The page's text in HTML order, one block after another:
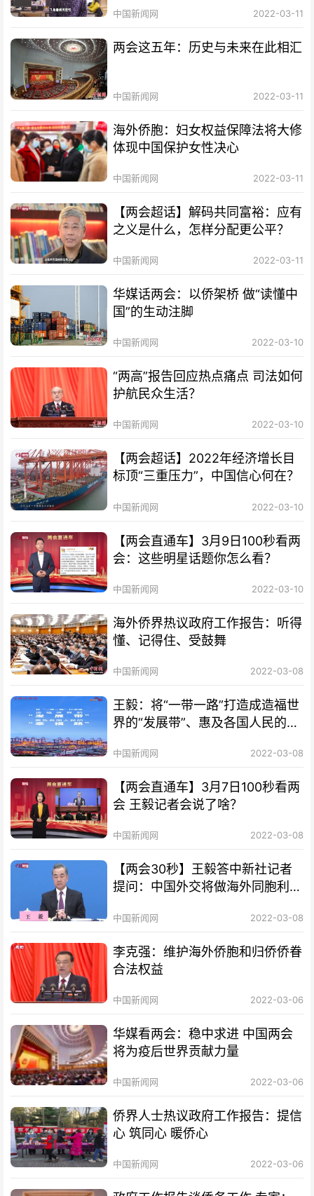
中国新闻网 2022-03-11
两会这五年：历史与未来在此相汇
中国新闻网 2022-03-11
海外侨胞：妇女权益保障法将大修
体现中国保护女性决心
中国新闻网 2022-03-11
【两会超话】解码共同富裕：应有
之义是什么，怎样分配更公平？
中国新闻网 2022-03-11
华媒话两会：以侨架桥 做“读懂中
国”的生动注脚
中国新闻网 2022-03-10
“两高”报告回应热点痛点 司法如何
护航民众生活？
中国新闻网 2022-03-10
【两会超话】2022年经济增长目
标顶“三重压力”，中国信心何在？
中国新闻网 2022-03-10
【两会直通车】3月9日100秒看两
会：这些明星话题你怎么看？
中国新闻网 2022-03-10
海外侨界热议政府工作报告：听得
懂、记得住、受鼓舞
中国新闻网 2022-03-08
王毅：将“一带一路”打造成造福世
界的“发展带”、惠及各国人民的
中国新闻网 2022-03-08
【两会直通车】3月7日100秒看两
会 王毅记者会说了啥？
中国新闻网 2022-03-08
【两会30秒】王毅答中新社记者
提问：中国外交将做海外同胞利益
中国新闻网 2022-03-08
李克强：维护海外侨胞和归侨侨眷
合法权益
中国新闻网 2022-03-06
华媒看两会：稳中求进 中国两会
将为疫后世界贡献力量
中国新闻网 2022-03-06
侨界人士热议政府工作报告：提信
心 筑同心 暖侨心
中国新闻网 2022-03-06